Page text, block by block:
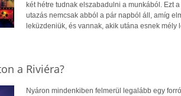
két hétre tudnak elszabadulni a munkából. Ezt
utazás nemcsak abból a pár napból áll, amíg
leküzdeniük, és vannak, akik utána esnek mély
a Riviéra?
Nyáron mindenkiben felmerül legalább egy